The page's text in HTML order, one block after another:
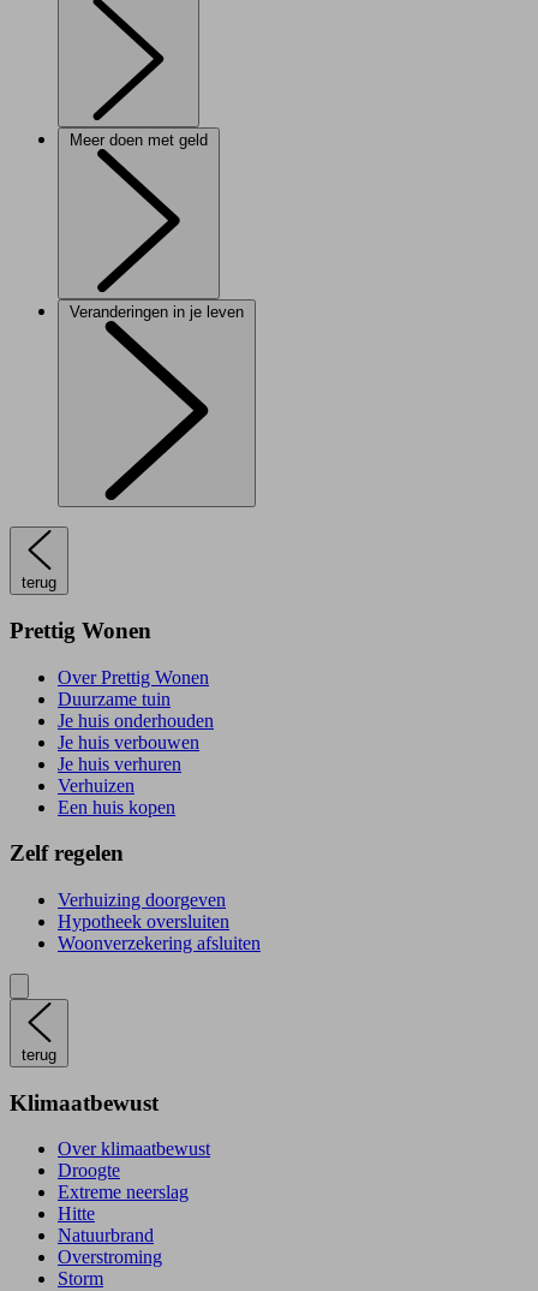
Meer doen met geld
Veranderingen in je leven
terug
Prettig Wonen
Over Prettig Wonen
Duurzame tuin
Je huis onderhouden
Je huis verbouwen
Je huis verhuren
Verhuizen
Een huis kopen
Zelf regelen
Verhuizing doorgeven
Hypotheek oversluiten
Woonverzekering afsluiten
terug
Klimaatbewust
Over klimaatbewust
Droogte
Extreme neerslag
Hitte
Natuurbrand
Overstroming
Storm